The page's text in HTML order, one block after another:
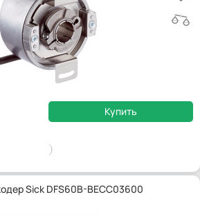
Купить
Sick DFS60B-BECC03600